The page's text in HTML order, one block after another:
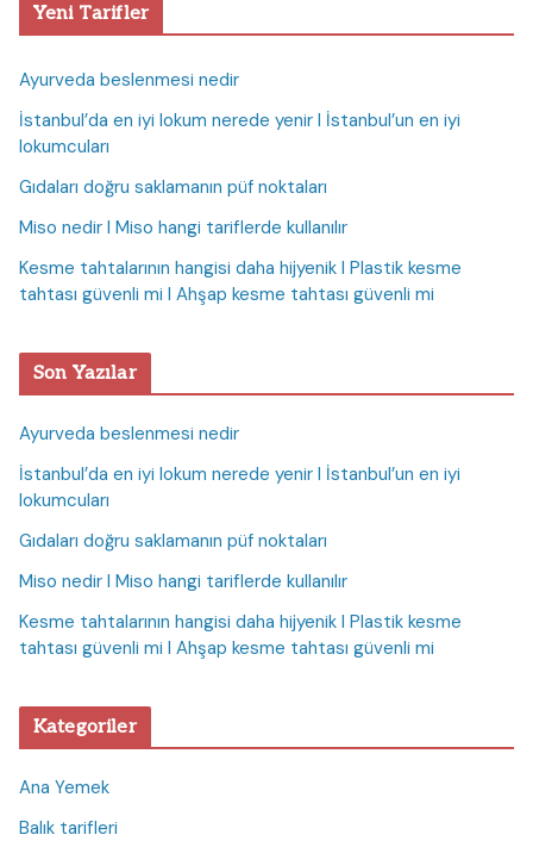
Yeni Tarifler
Ayurveda beslenmesi nedir
İstanbul’da en iyi lokum nerede yenir I İstanbul’un en iyi
lokumcuları
Gıdaları doğru saklamanın püf noktaları
Miso nedir I Miso hangi tariflerde kullanılır
Kesme tahtalarının hangisi daha hijyenik I Plastik kesme
tahtası güvenli mi I Ahşap kesme tahtası güvenli mi
Son Yazılar
Ayurveda beslenmesi nedir
İstanbul’da en iyi lokum nerede yenir I İstanbul’un en iyi
lokumcuları
Gıdaları doğru saklamanın püf noktaları
Miso nedir I Miso hangi tariflerde kullanılır
Kesme tahtalarının hangisi daha hijyenik I Plastik kesme
tahtası güvenli mi I Ahşap kesme tahtası güvenli mi
Kategoriler
Ana Yemek
Balık tarifleri